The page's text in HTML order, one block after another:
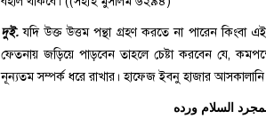
দুই. যদি উক্ত উত্তম পন্থা গ্রহণ করতে না পারেন
ফেতনায় জড়িয়ে পাড়বেন তাহলে চেষ্টা করবেন যে,
নূন্যতম সম্পর্ক ধরে রাখার। হাফেজ ইবনু হাজার
السلام ورده